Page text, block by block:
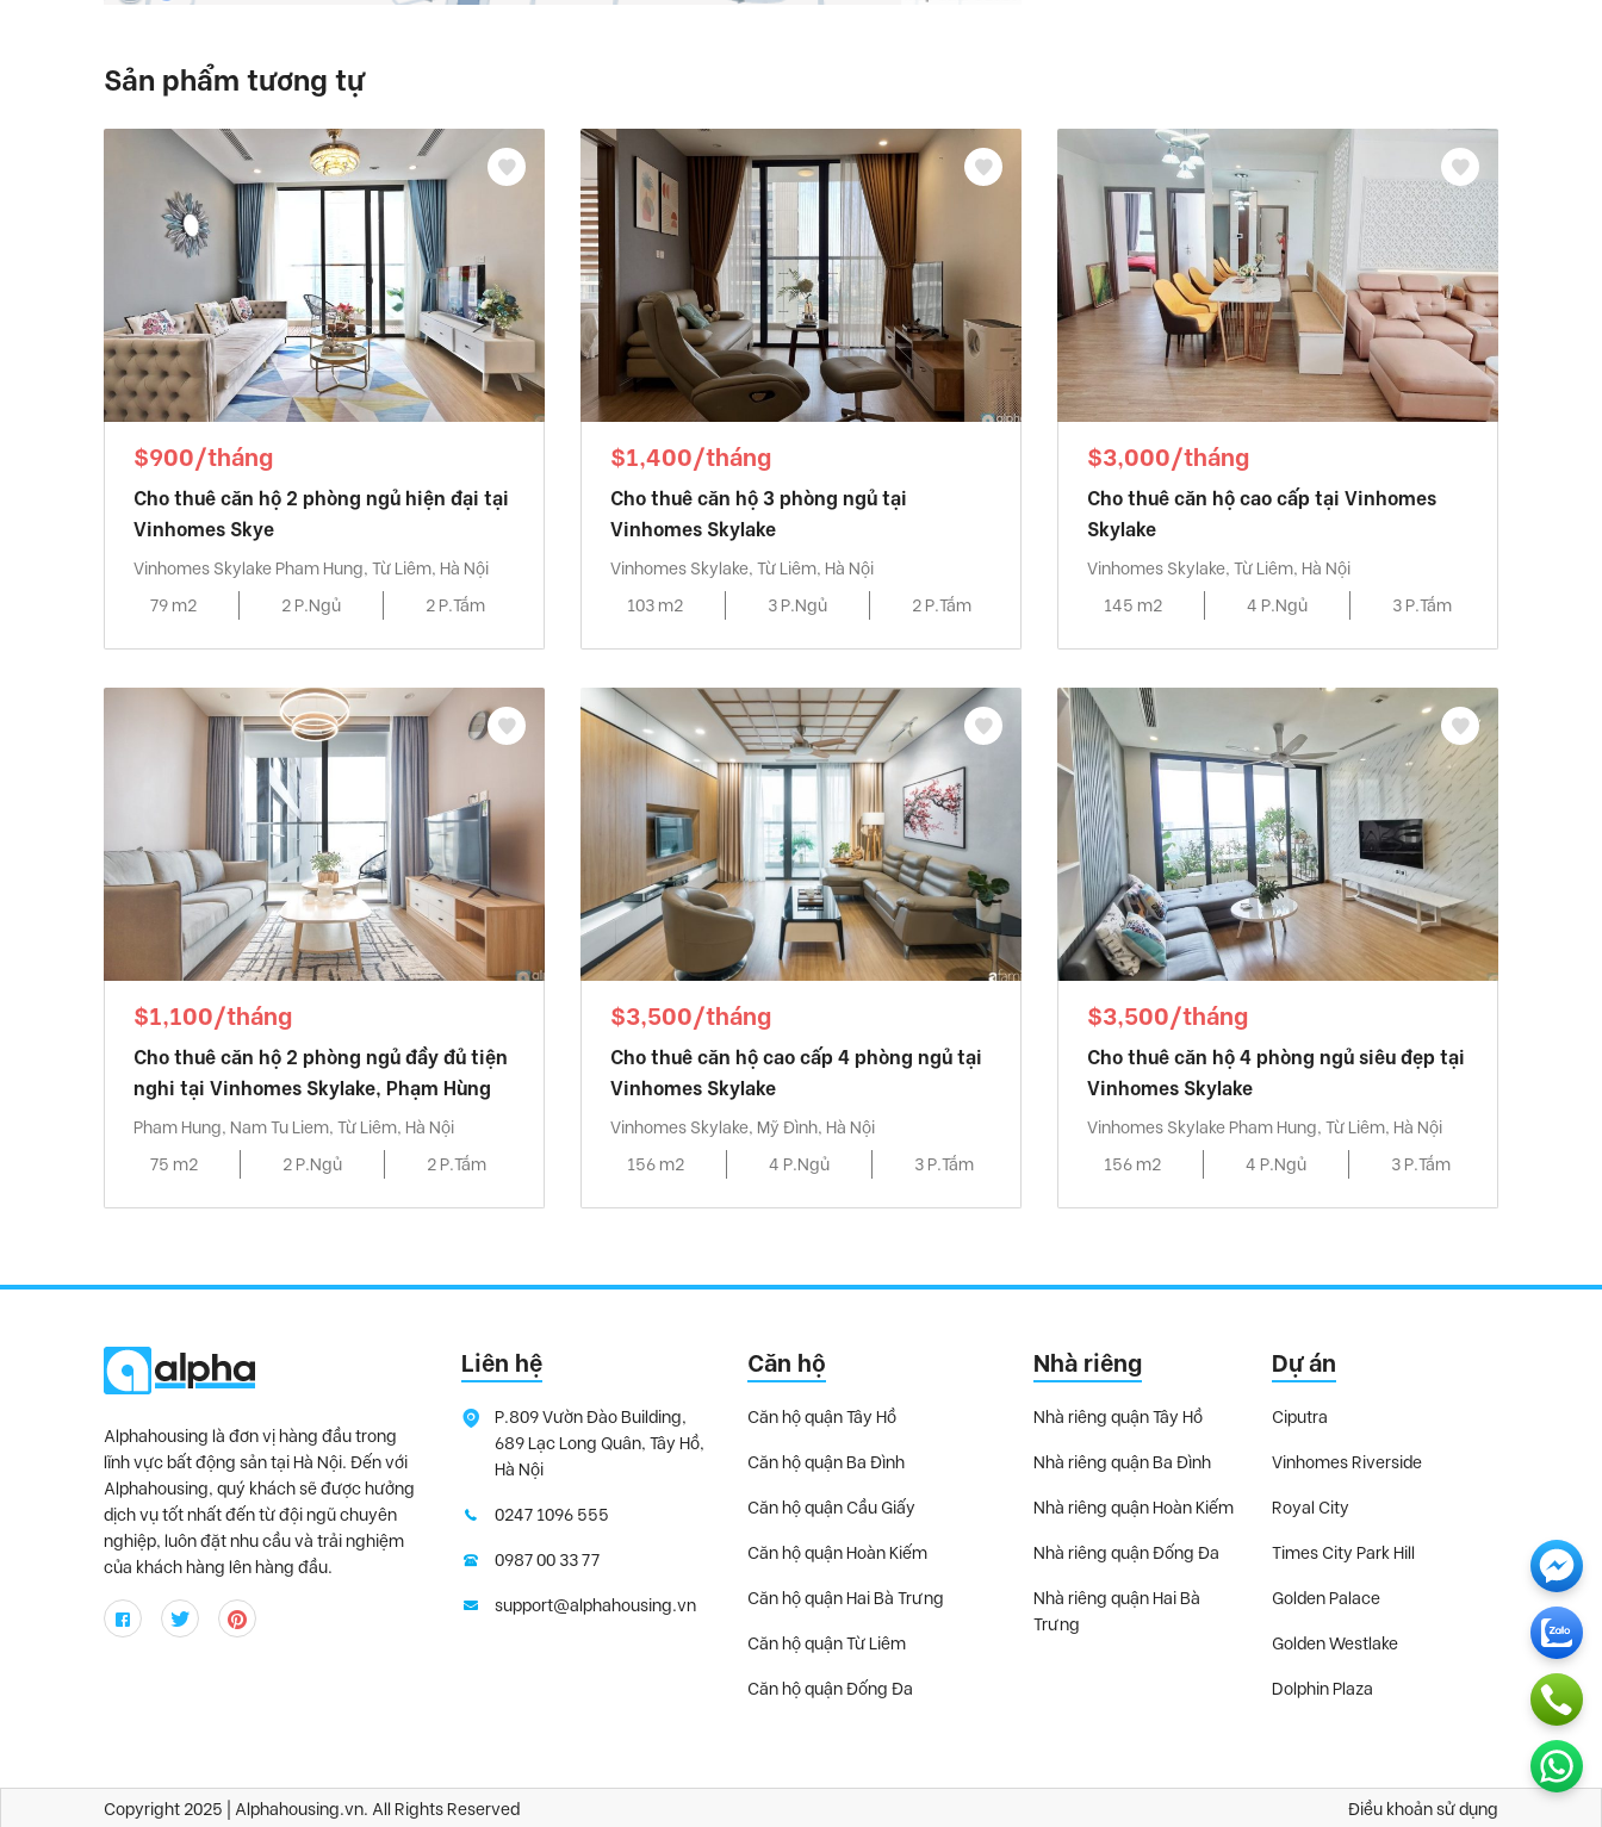
Sản phẩm tương tự
$900/tháng
Cho thuê căn hộ 2 phòng ngủ hiện đại tại
Vinhomes Skye
Vinhomes Skylake Pham Hung, Từ Liêm, Hà Nội
79 m2
2 P.Ngủ 2 P.Tắm
$1,400/tháng
Cho thuê căn hộ 3 phòng ngủ tại
Vinhomes Skylake
Vinhomes Skylake, Từ Liêm, Hà Nội
103 m2
3 P.Ngủ 2 P.Tắm
$3,000/tháng
Cho thuê căn hộ cao cấp tại Vinhomes
Skylake
Vinhomes Skylake, Từ Liêm, Hà Nội
145 m2
4 P.Ngủ 3 P.Tắm
$1,100/tháng
Cho thuê căn hộ 2 phòng ngủ đầy đủ tiện
nghi tại Vinhomes Skylake, Phạm Hùng
Pham Hung, Nam Tu Liem, Từ Liêm, Hà Nội
75 m2
2 P.Ngủ 2 P.Tắm
$3,500/tháng
Cho thuê căn hộ cao cấp 4 phòng ngủ tại
Vinhomes Skylake
Vinhomes Skylake, Mỹ Đình, Hà Nội
156 m2
4 P.Ngủ 3 P.Tắm
$3,500/tháng
Cho thuê căn hộ 4 phòng ngủ siêu đẹp tại
Vinhomes Skylake
Vinhomes Skylake Pham Hung, Từ Liêm, Hà Nội
156 m2
4 P.Ngủ 3 P.Tắm
Alphahousing là đơn vị hàng đầu trong
lĩnh vực bất động sản tại Hà Nội. Đến với
Alphahousing, quý khách sẽ được hưởng
dịch vụ tốt nhất đến từ đội ngũ chuyên
nghiệp, luôn đặt nhu cầu và trải nghiệm
của khách hàng lên hàng đầu.
Liên hệ
P.809 Vườn Đào Building,
689 Lạc Long Quân, Tây Hồ,
Hà Nội
0247 1096 555
0987 00 33 77
support@alphahousing.vn
Căn hộ
Căn hộ quận Tây Hồ
Căn hộ quận Ba Đình
Căn hộ quận Cầu Giấy
Căn hộ quận Hoàn Kiếm
Căn hộ quận Hai Bà Trưng
Căn hộ quận Từ Liêm
Căn hộ quận Đống Đa
Nhà riêng
Nhà riêng quận Tây Hồ
Nhà riêng quận Ba Đình
Nhà riêng quận Hoàn Kiếm
Nhà riêng quận Đống Đa
Nhà riêng quận Hai Bà
Trưng
Dự án
Ciputra
Vinhomes Riverside
Royal City
Times City Park Hill
Golden Palace
Golden Westlake
Dolphin Plaza
Copyright 2025 | Alphahousing.vn. All Rights Reserved Điều khoản sử dụng